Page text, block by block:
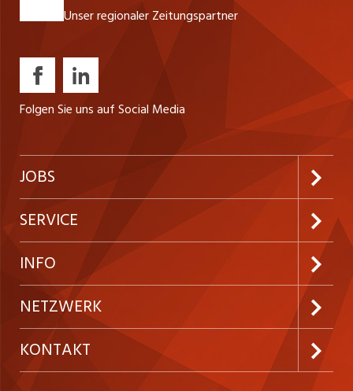
Unser regionaler Zeitungspartner
Folgen Sie uns auf Social Media
JOBS
Jobabo abonnieren
Neue Stellen
Festanstellungen
Temporäre Jobs
SERVICE
Kundenlogin
Inserieren
Firmen
Personalvermittler
INFO
Preise und Leistungen
AGB
Datenschutzerklärung
NETZWERK
ostjob.ch
KONTAKT